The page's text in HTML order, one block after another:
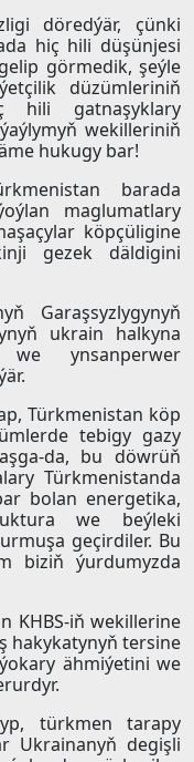
döredýär, çünki
hiç hili düşünjesi
görmedik, şeýle
düzümleriniň
hili gatnaşyklary
wekilleriniň
hukugy bar!
barada
maglumatlary
köpçüligine
gezek däldigini
Garaşsyzlygynyň
ukrain halkyna
ynsanperwer
Türkmenistan köp
tebigy gazy
da, bu döwrüň
Türkmenistanda
bolan energetika,
we beýleki
geçirdiler. Bu
biziň ýurdumyzda
KHBS-iň wekillerine
hakykatynyň tersine
ähmiýetini we
türkmen tarapy
Ukrainanyň degişli